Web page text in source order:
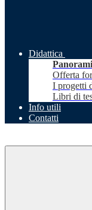
Didattica
Offerta
I progetti
Libri di
Info utili
Contatti